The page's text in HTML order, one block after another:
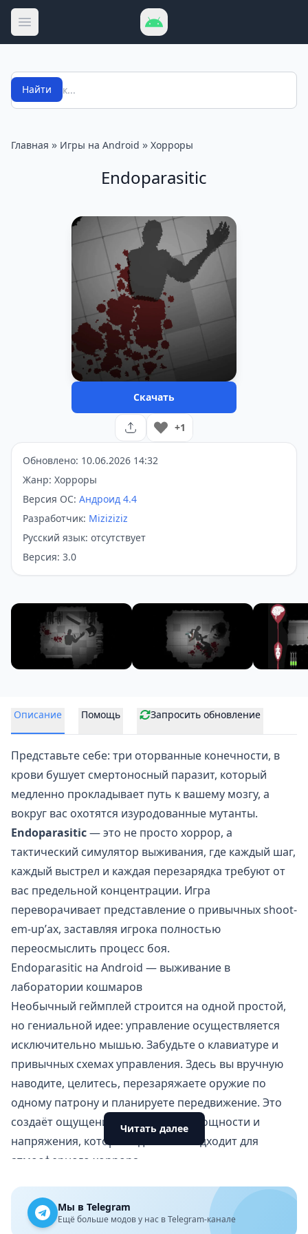
Открыть меню
Поиск
Найти
Главная » Игры на Android » Хорроры
Endoparasitic
Скачать
+1
Обновлено: 10.06.2026 14:32
Жанр: Хорроры
Версия ОС: Андроид 4.4
Разработчик: Miziziziz
Русский язык: отсутствует
Версия: 3.0
Описание Помощь Запросить обновление
Представьте себе: три оторванные конечности, в
крови бушует смертоносный паразит, который
медленно прокладывает путь к вашему мозгу, а
вокруг вас охотятся изуродованные мутанты.
Endoparasitic— это не просто хоррор, а
тактический симулятор выживания, где каждый шаг,
каждый выстрел и каждая перезарядка требуют от
вас предельной концентрации. Игра
переворачивает представление о привычных shoot-
em-up’ах, заставляя игрока полностью
переосмыслить процесс боя.
Endoparasitic на Android — выживание в
лаборатории кошмаров
Необычный геймплей строится на одной простой,
но гениальной идее: управление осуществляется
исключительно мышью. Забудьте о клавиатуре и
привычных схемах управления. Здесь вы вручную
наводите, целитесь, перезаряжаете оружие по
одному патрону и планируете передвижение. Это
создаёт ощущение полной беспомощности и
напряжения, которое идеально подходит для
атмосферного хоррора.
Управление только мышью — истинный симулятор
изуродованного выжившего.
Читать далее
Мы в Telegram
Ещё больше модов у нас в Telegram-канале